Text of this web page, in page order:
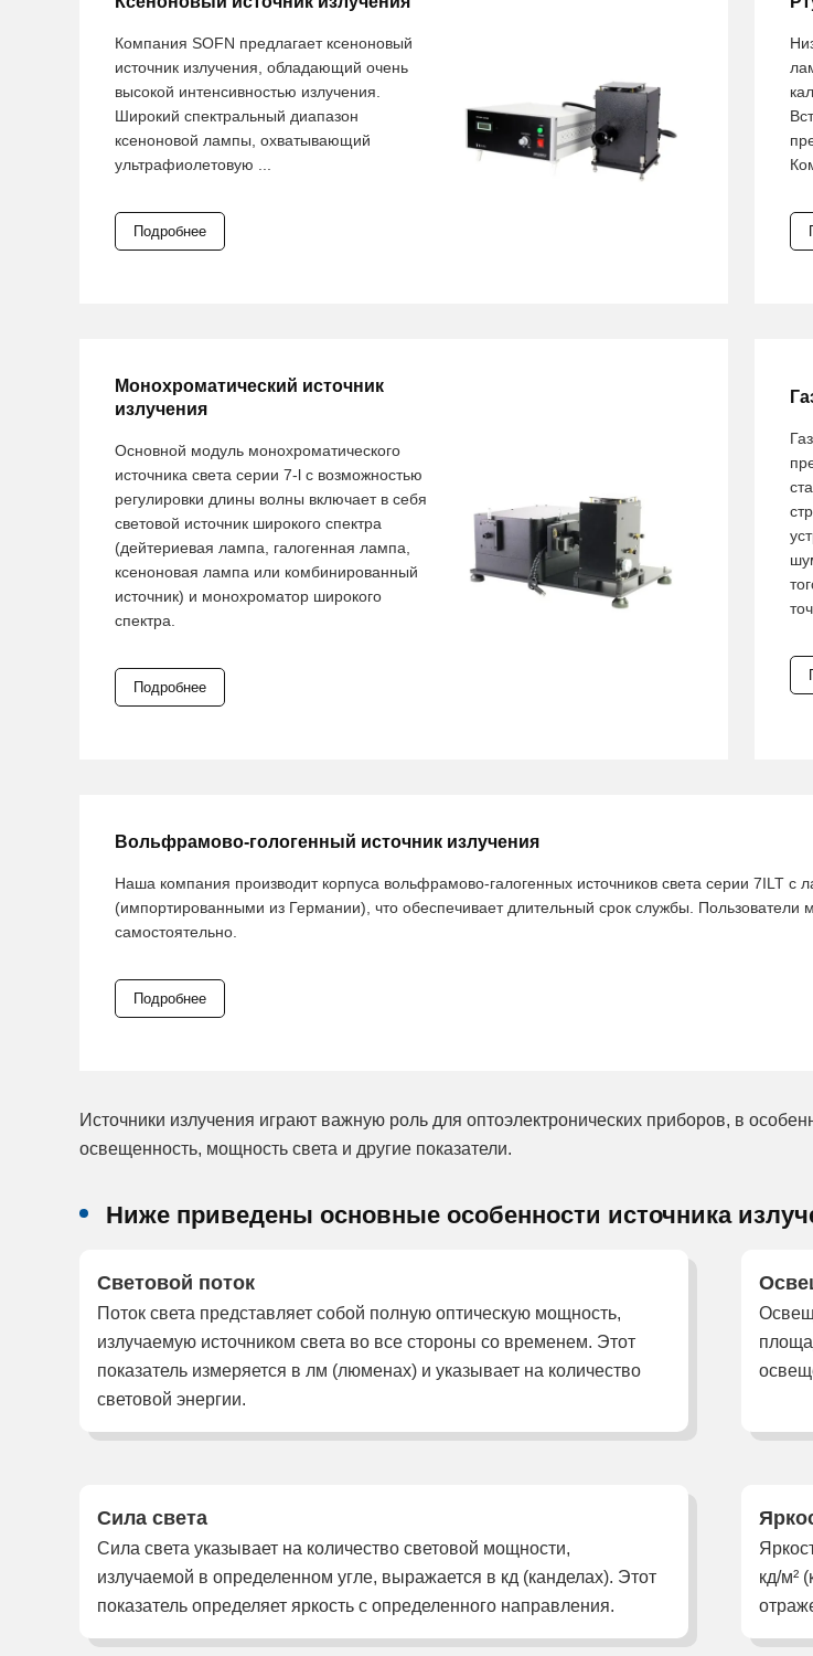
Компания SOFN предлагает ксеноновый
источник излучения, обладающий очень
высокой интенсивностью излучения.
Широкий спектральный диапазон
ксеноновой лампы, охватывающий
ультрафиолетовую ...
Подробнее
Монохроматический источник
излучения
Основной модуль монохроматического
источника света серии 7-l с возможностью
регулировки длины волны включает в себя
световой источник широкого спектра
(дейтериевая лампа, галогенная лампа,
ксеноновая лампа или комбинированный
источник) и монохроматор широкого
спектра.
Подробнее
Вольфрамово-гологенный источник излучения
Наша компания производит корпуса вольфрамово-галогенных источников света серии 7ILT с
(импортированными из Германии), что обеспечивает длительный срок службы. Пользователи
самостоятельно.
Подробнее
Источники излучения играют важную роль для оптоэлектронических приборов, в
освещенность, мощность света и другие показатели.
Ниже приведены основные особенности источника
Световой поток
Поток света представляет собой полную оптическую мощность,
излучаемую источником света во все стороны со временем. Этот
показатель измеряется в лм (люменах) и указывает на количество
световой энергии.
Сила света
Сила света указывает на количество световой мощности,
излучаемой в определенном угле, выражается в кд (канделах). Этот
показатель определяет яркость с определенного направления.
кд/м²